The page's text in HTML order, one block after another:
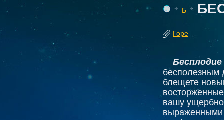
Б
Горе
Бесплодие
бесполезным
блещете
вашу
выраженными